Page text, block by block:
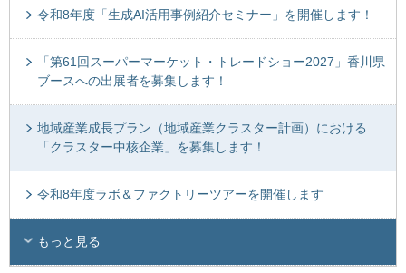
令和8年度「生成AI活用事例紹介セミナー」を開催します！
「第61回スーパーマーケット・トレードショー2027」香川県
ブースへの出展者を募集します！
地域産業成長プラン（地域産業クラスター計画）における
「クラスター中核企業」を募集します！
令和8年度ラボ＆ファクトリーツアーを開催します
もっと見る